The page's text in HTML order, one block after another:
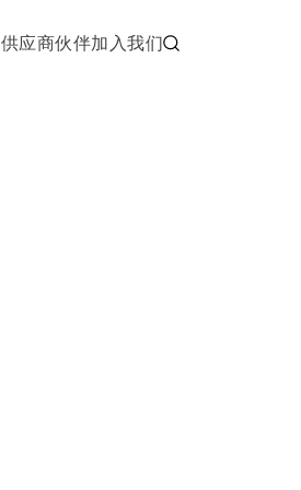
供应商伙伴加入我们